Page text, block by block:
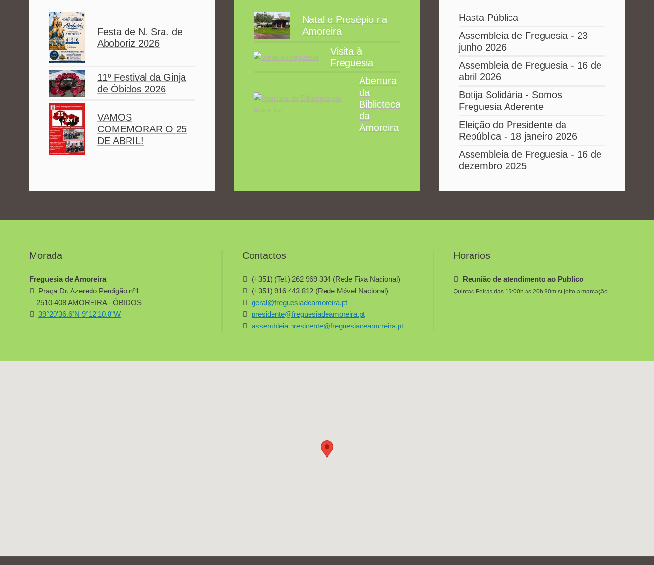
Festa de N. Sra. de
Aboboriz 2026
11º Festival da Ginja
de Óbidos 2026
VAMOS
COMEMORAR O 25
DE ABRIL!
Natal e Presépio na
Amoreira
Visita à
Freguesia
Abertura
da
Biblioteca
da
Amoreira
Hasta Pública
Assembleia de Freguesia - 23
junho 2026
Assembleia de Freguesia - 16 de
abril 2026
Botija Solidária - Somos
Freguesia Aderente
Eleição do Presidente da
República - 18 janeiro 2026
Assembleia de Freguesia - 16 de
dezembro 2025
Morada
Freguesia de Amoreira
Praça Dr. Azeredo Perdigão nº1
2510-408 AMOREIRA - ÓBIDOS
39°20'36.6"N 9°12'10.8"W
Contactos
(+351) (Tel.) 262 969 334 (Rede Fixa Nacional)
(+351) 916 443 812 (Rede Móvel Nacional)
geral@freguesiadeamoreira.pt
presidente@freguesiadeamoreira.pt
assembleia.presidente@freguesiadeamoreira.pt
Horários
Reunião de atendimento ao Publico
Quintas-Feiras das 19:00h às 20h:30m sujeito a marcação